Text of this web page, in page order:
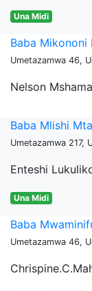
Una Midi
Baba Mikononi
Umetazamwa 46,
Nelson Mshama
Baba Mlishi
Umetazamwa 217,
Enteshi
Una Midi
Baba
Umetazamwa 46,